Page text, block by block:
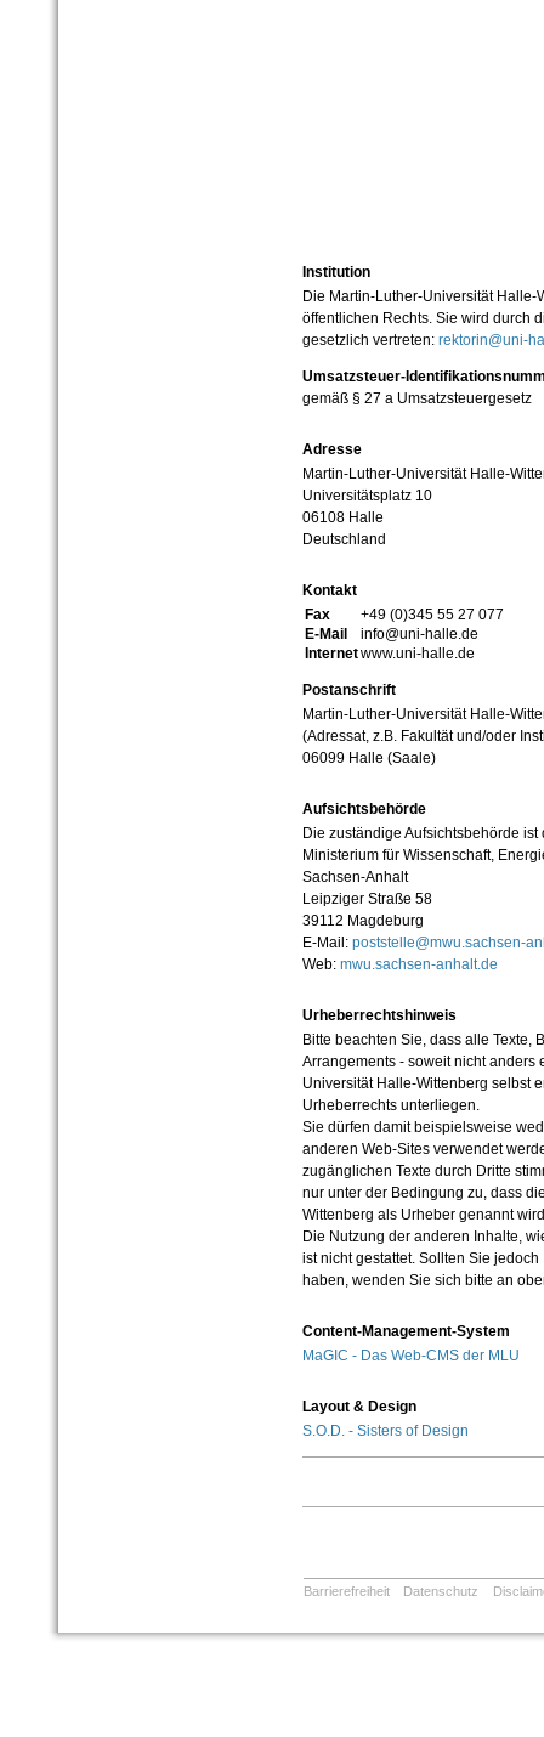
Institution
Die Martin-Luther-Universität
öffentlichen Rechts. Sie wird durch
gesetzlich vertreten: rektorin@uni-
Umsatzsteuer-
gemäß § 27 a Umsatzsteuergesetz
Adresse
Martin-Luther-Universität Halle-
Universitätsplatz 10
06108 Halle
Deutschland
Kontakt
Fax
+49 (0)345 55 27 077
E-Mail
info@uni-halle.de
Internetwww.uni-halle.de
Postanschrift
Martin-Luther-Universität Halle-
(Adressat, z.B. Fakultät und/oder
06099 Halle (Saale)
Aufsichtsbehörde
Die zuständige Aufsichtsbehörde ist
Ministerium für Wissenschaft,
Sachsen-Anhalt
Leipziger Straße 58
39112 Magdeburg
E-Mail: poststelle@mwu.sachsen-
Web: mwu.sachsen-anhalt.de
Urheberrechtshinweis
Bitte beachten Sie, dass alle Texte,
Arrangements - soweit nicht anders
Universität Halle-Wittenberg selbst
Urheberrechts unterliegen.
Sie dürfen damit beispielsweise
anderen Web-Sites verwendet
zugänglichen Texte durch Dritte
nur unter der Bedingung zu, dass
Wittenberg als Urheber genannt
Die Nutzung der anderen Inhalte,
ist nicht gestattet. Sollten Sie
haben, wenden Sie sich bitte an
Content-Management-System
MaGIC - Das Web-CMS der MLU
Layout & Design
S.O.D. - Sisters of Design
Barrierefreiheit Datenschutz